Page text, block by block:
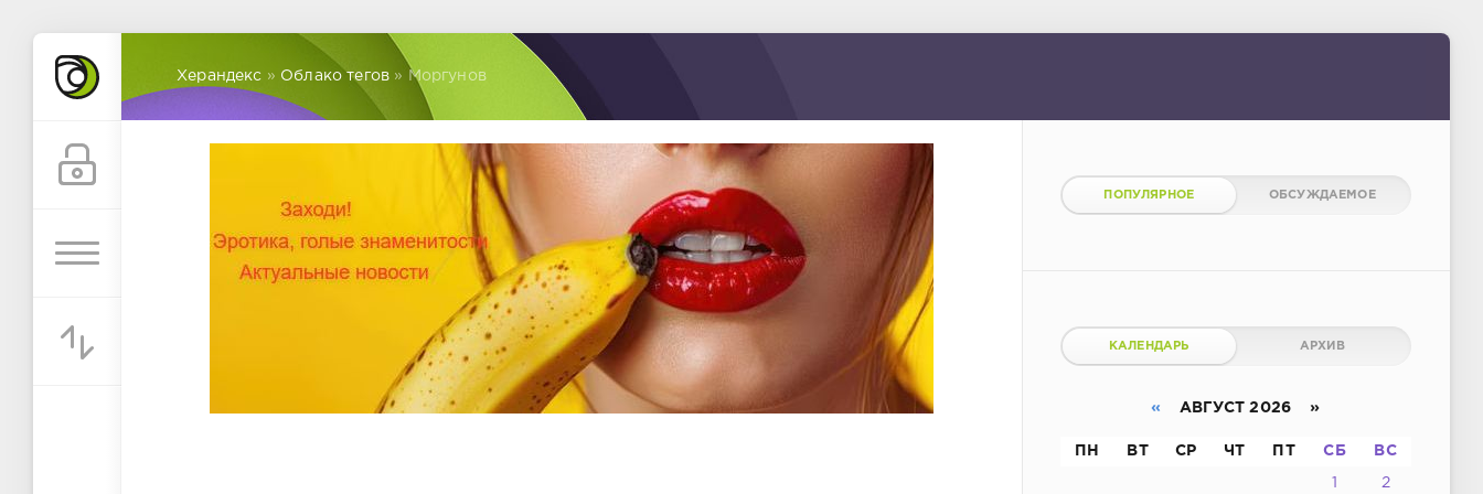
Херандекс » Облако тегов » Моргунов
ПОПУЛЯРНОЕ ОБСУЖДАЕМОЕ
КАЛЕНДАРЬ АРХИВ
« АВГУСТ 2026 »
ПН ВТ СР ЧТ ПТ СБ ВС
1 2